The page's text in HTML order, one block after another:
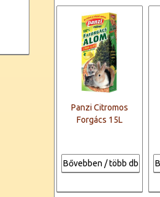
Panzi Citromos
Forgács 15L
Bővebben / több db